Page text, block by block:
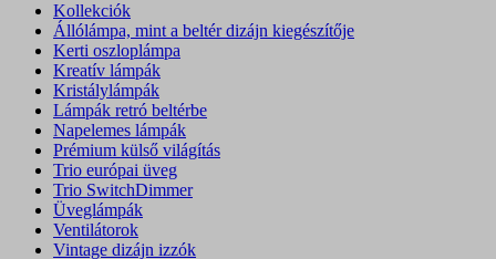
Kollekciók
Állólámpa, mint a beltér dizájn kiegészítője
Kerti oszloplámpa
Kreatív lámpák
Kristálylámpák
Lámpák retró beltérbe
Napelemes lámpák
Prémium külső világítás
Trio európai üveg
Trio SwitchDimmer
Üveglámpák
Ventilátorok
Vintage dizájn izzók